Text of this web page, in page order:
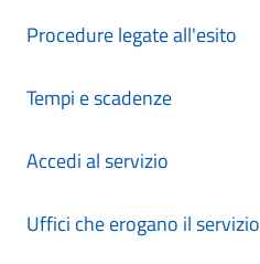
Procedure legate all'esito
Tempi e scadenze
Accedi al servizio
Uffici che erogano il servizio